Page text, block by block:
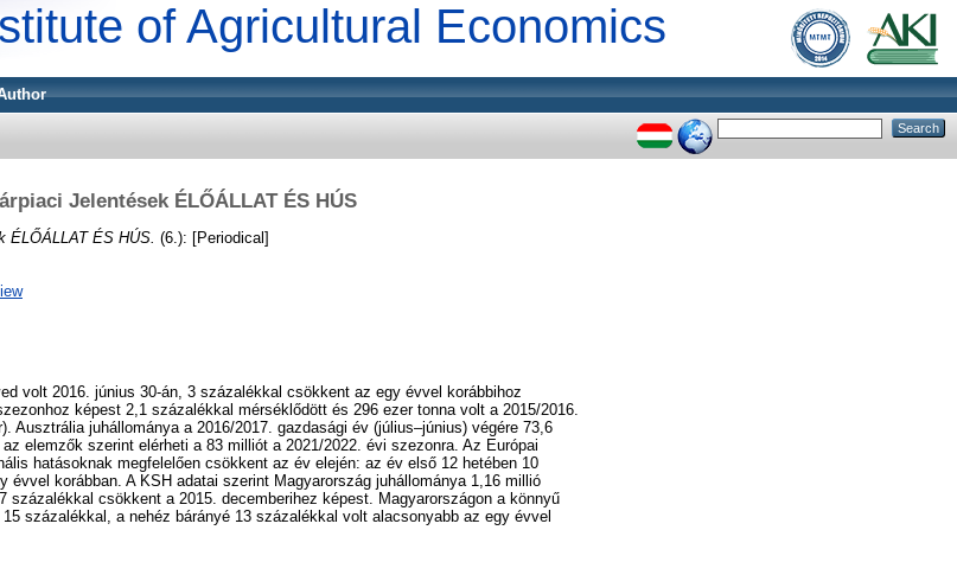
of Agricultural Economics
Jelentések ÉLŐÁLLAT ÉS HÚS
ÉLŐÁLLAT ÉS HÚS. (6.): [Periodical]
volt 2016. június 30-án, 3 százalékkal csökkent az egy évvel korábbihoz
képest 2,1 százalékkal mérséklődött és 296 ezer tonna volt a 2015/2016.
Ausztrália juhállománya a 2016/2017. gazdasági év (július–június) végére 73,6
elemzők szerint elérheti a 83 milliót a 2021/2022. évi szezonra. Az Európai
hatásoknak megfelelően csökkent az év elején: az év első 12 hetében 10
évvel korábban. A KSH adatai szerint Magyarország juhállománya 1,16 millió
százalékkal csökkent a 2015. decemberihez képest. Magyarországon a könnyű
százalékkal, a nehéz bárányé 13 százalékkal volt alacsonyabb az egy évvel